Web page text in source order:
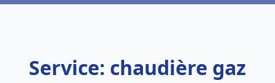
Service: chaudière gaz